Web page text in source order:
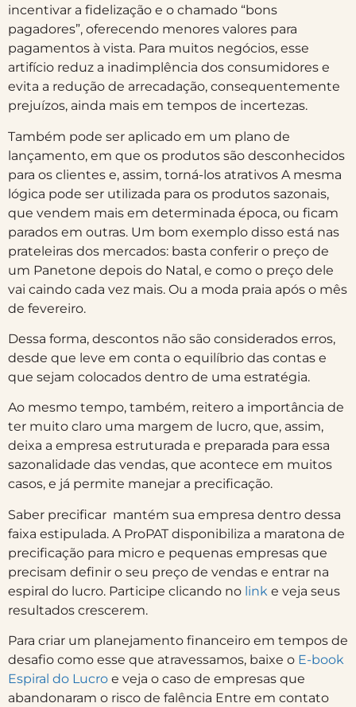
incentivar a fidelização e o chamado “bons
pagadores”, oferecendo menores valores para
pagamentos à vista. Para muitos negócios, esse
artifício reduz a inadimplência dos consumidores e
evita a redução de arrecadação, consequentemente
prejuízos, ainda mais em tempos de incertezas.
Também pode ser aplicado em um plano de
lançamento, em que os produtos são desconhecidos
para os clientes e, assim, torná-los atrativos A mesma
lógica pode ser utilizada para os produtos sazonais,
que vendem mais em determinada época, ou ficam
parados em outras. Um bom exemplo disso está nas
prateleiras dos mercados: basta conferir o preço de
um Panetone depois do Natal, e como o preço dele
vai caindo cada vez mais. Ou a moda praia após o mês
de fevereiro.
Dessa forma, descontos não são considerados erros,
desde que leve em conta o equilíbrio das contas e
que sejam colocados dentro de uma estratégia.
Ao mesmo tempo, também, reitero a importância de
ter muito claro uma margem de lucro, que, assim,
deixa a empresa estruturada e preparada para essa
sazonalidade das vendas, que acontece em muitos
casos, e já permite manejar a precificação.
Saber precificar mantém sua empresa dentro dessa
faixa estipulada. A ProPAT disponibiliza a maratona de
precificação para micro e pequenas empresas que
precisam definir o seu preço de vendas e entrar na
espiral do lucro. Participe clicando no link e veja seus
resultados crescerem.
Para criar um planejamento financeiro em tempos de
desafio como esse que atravessamos, baixe o E-book
Espiral do Lucro e veja o caso de empresas que
abandonaram o risco de falência Entre em contato